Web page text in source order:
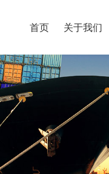
首页 关于我们